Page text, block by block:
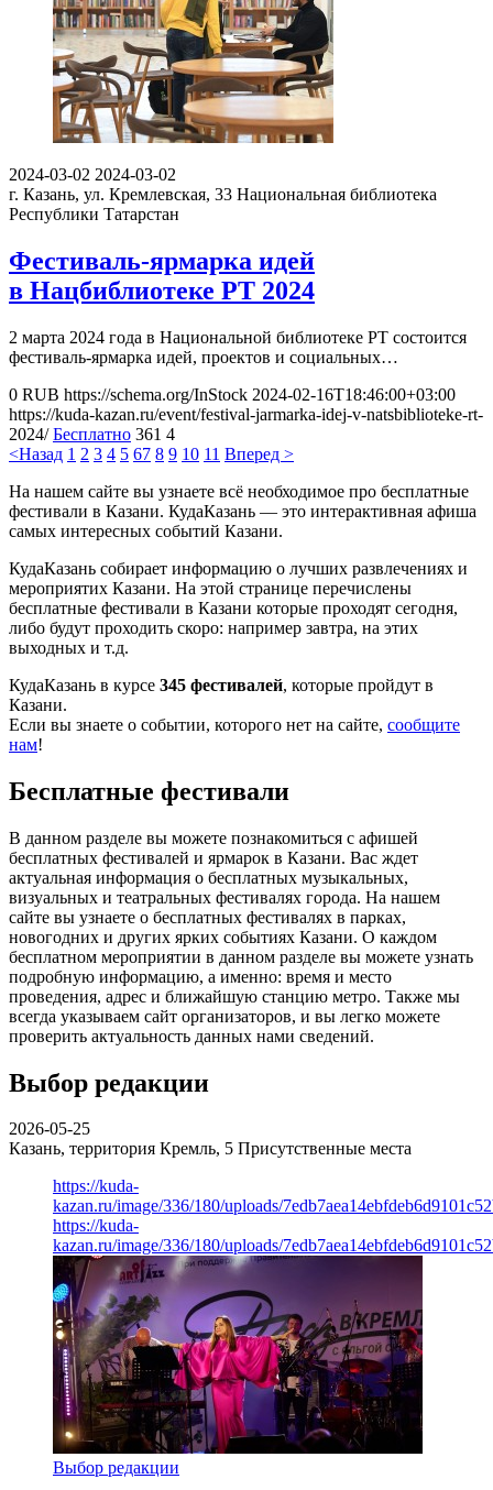
2024-03-02 2024-03-02
г. Казань, ул. Кремлевская, 33 Национальная библиотека
Республики Татарстан
Фестиваль-ярмарка идей
в Нацбиблиотеке РТ 2024
2 марта 2024 года в Национальной библиотеке РТ состоится
фестиваль-ярмарка идей, проектов и социальных…
0 RUB https://schema.org/InStock 2024-02-16T18:46:00+03:00
https://kuda-kazan.ru/event/festival-jarmarka-idej-v-natsbiblioteke-rt-
2024/ Бесплатно 361 4
<Назад 1 2 3 4 5 67 8 9 10 11 Вперед >
На нашем сайте вы узнаете всё необходимое про бесплатные
фестивали в Казани. КудаКазань — это интерактивная афиша
самых интересных событий Казани.
КудаКазань собирает информацию о лучших развлечениях и
мероприятих Казани. На этой странице перечислены
бесплатные фестивали в Казани которые проходят сегодня,
либо будут проходить скоро: например завтра, на этих
выходных и т.д.
КудаКазань в курсе 345 фестивалей, которые пройдут в
Казани.
Если вы знаете о событии, которого нет на сайте, сообщите
нам!
Бесплатные фестивали
В данном разделе вы можете познакомиться с афишей
бесплатных фестивалей и ярмарок в Казани. Вас ждет
актуальная информация о бесплатных музыкальных,
визуальных и театральных фестивалях города. На нашем
сайте вы узнаете о бесплатных фестивалях в парках,
новогодних и других ярких событиях Казани. О каждом
бесплатном мероприятии в данном разделе вы можете узнать
подробную информацию, а именно: время и место
проведения, адрес и ближайшую станцию метро. Также мы
всегда указываем сайт организаторов, и вы легко можете
проверить актуальность данных нами сведений.
Выбор редакции
2026-05-25
Казань, территория Кремль, 5 Присутственные места
https://kuda-
kazan.ru/image/336/180/uploads/
https://kuda-
kazan.ru/image/336/180/uploads/
Выбор редакции